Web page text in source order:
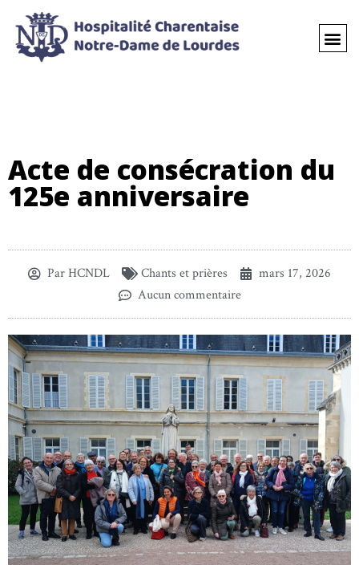
Acte de consécration du
125e anniversaire
ParHCNDL Chants et prières
mars 17, 2026
Aucun commentaire